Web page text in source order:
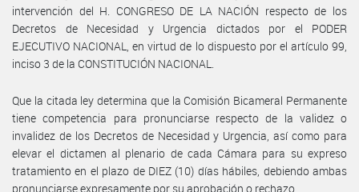
intervención del H. CONGRESO DE LA NACIÓN respecto de los
Decretos de Necesidad y Urgencia dictados por el PODER
EJECUTIVO NACIONAL, en virtud de lo dispuesto por el artículo 99,
inciso 3 de la CONSTITUCIÓN NACIONAL.
Que la citada ley determina que la Comisión Bicameral Permanente
tiene competencia para pronunciarse respecto de la validez o
invalidez de los Decretos de Necesidad y Urgencia, así como para
elevar el dictamen al plenario de cada Cámara para su expreso
tratamiento en el plazo de DIEZ (10) días hábiles, debiendo ambas
pronunciarse expresamente por su aprobación o rechazo.